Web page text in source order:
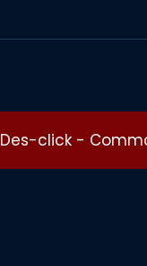
Des-click-